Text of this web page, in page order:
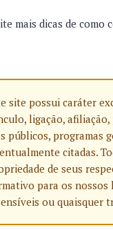
mais dicas de como
site possui caráter
ligação,
públicos, programas
citadas.
de seus
para os
ou quaisquer